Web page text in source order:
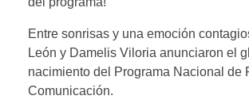
Entre sonrisas y una emoción
León y Damelis Viloria anunciaron el
nacimiento del Programa Nacional de
Comunicación.